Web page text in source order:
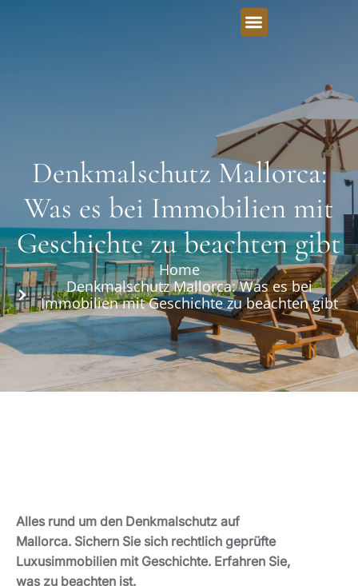
Denkmalschutz Mallorca:
Was es bei Immobilien mit
Geschichte zu beachten gibt
Home
Denkmalschutz Mallorca: Was es bei
Immobilien mit Geschichte zu beachten gibt
Alles rund um den Denkmalschutz auf
Mallorca. Sichern Sie sich rechtlich geprüfte
Luxusimmobilien mit Geschichte. Erfahren Sie,
was zu beachten ist.